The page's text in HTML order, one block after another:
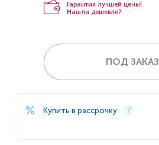
Гарантия лучшей цены!
Нашли дешевле?
ПОД ЗАКАЗ
Купить в рассрочку